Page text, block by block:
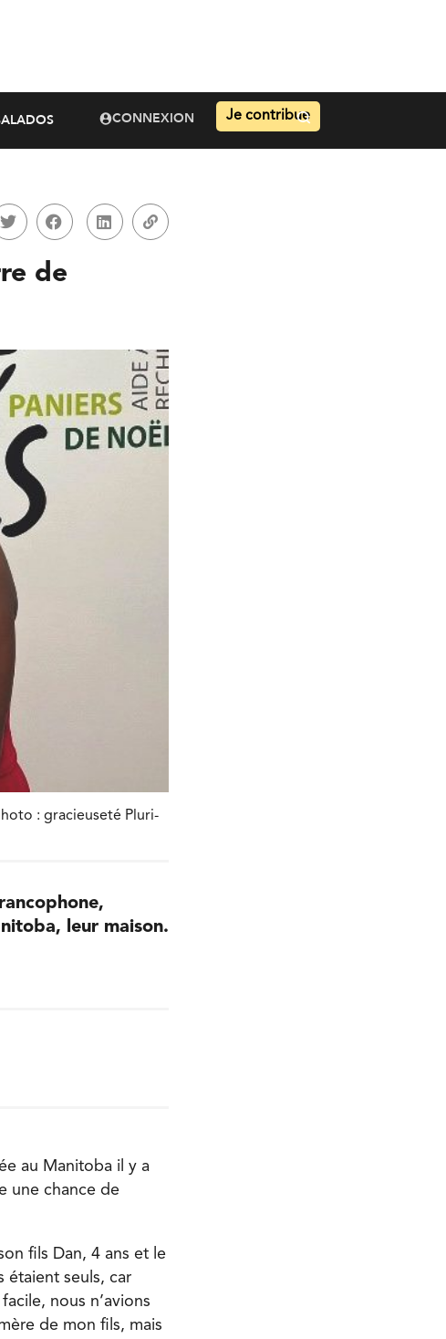
CONNEXION Je contribue
de
: gracieuseté Pluri-
leur maison.
au Manitoba il y a
une chance de
fils Dan, 4 ans et le
étaient seuls, car
nous n’avions
de mon fils, mais